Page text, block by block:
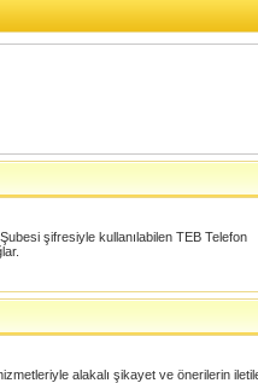
şifresiyle kullanılabilen TEB Telefon
alakalı şikayet ve önerilerin